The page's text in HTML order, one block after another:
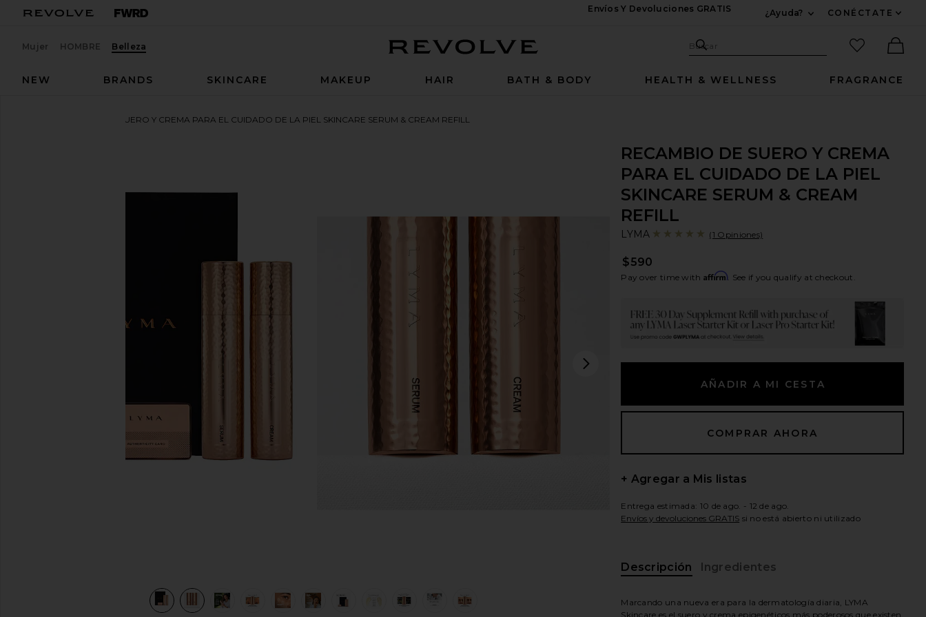
Envíos Y Devoluciones GRATIS
¿Ayuda?
CONÉCTATE
Mujer HOMBRE Belleza Sitio de búsqueda
Buscar
artículos
NEW
BRANDS SKINCARE MAKEUP HAIR BATH & BODY HEALTH & WELLNESS FRAGRANCE
RECAMBIO DE SUERO Y CREMA PARA EL CUIDADO DE LA PIEL SKINCARE SERUM & CREAM REFILL
DE LA PIEL SKINCARE SERUM & CREAM REFILL in
view 12 of 11 RECAMBIO DE SUERO Y CREMA PARA EL CUIDADO DE LA PIEL SKINCARE SERUM & CREAM REFILL inview 1 of 11 RECAMBIO DE SUERO Y CREMA PARA EL CUIDADO DE LA PIEL SKINCARE SERUM & CREAM REFILL in
RECAMBIO DE SUERO Y CREMA
PARA EL CUIDADO DE LA PIEL
SKINCARE SERUM & CREAM
REFILL
LYMA (1 Opiniones)
$590
Pay over time with Affirm. See if you qualify at checkout.
+ Agregar a Mis listas
Entrega estimada: 10 de ago. - 12 de ago.
Envíos y devoluciones GRATIS si no está abierto ni utilizado
Descripción Ingredientes
Marcando una nueva era para la dermatología diaria, LYMA
Skincare es el suero y crema epigenéticos más poderosos que existen.